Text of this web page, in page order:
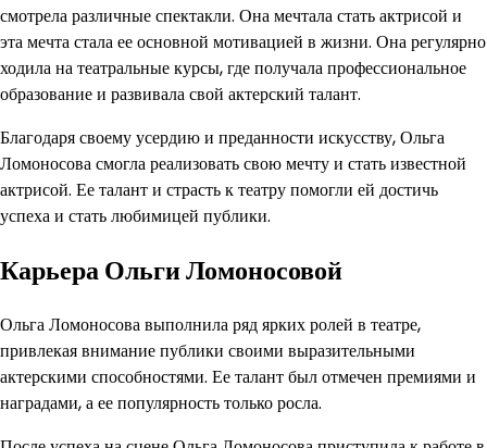
смотрела различные спектакли. Она мечтала стать актрисой и
эта мечта стала ее основной мотивацией в жизни. Она регулярно
ходила на театральные курсы, где получала профессиональное
образование и развивала свой актерский талант.
Благодаря своему усердию и преданности искусству, Ольга
Ломоносова смогла реализовать свою мечту и стать известной
актрисой. Ее талант и страсть к театру помогли ей достичь
успеха и стать любимицей публики.
Карьера Ольги Ломоносовой
Ольга Ломоносова выполнила ряд ярких ролей в театре,
привлекая внимание публики своими выразительными
актерскими способностями. Ее талант был отмечен премиями и
наградами, а ее популярность только росла.